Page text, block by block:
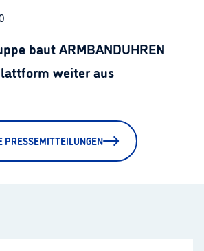
baut ARMBANDUHREN
weiter aus
PRESSEMITTEILUNGEN